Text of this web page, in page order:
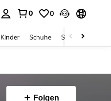
0 0
Kinder Schuhe Schmuck &
Folgen